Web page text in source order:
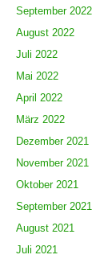
September 2022
August 2022
Juli 2022
Mai 2022
April 2022
März 2022
Dezember 2021
November 2021
Oktober 2021
September 2021
August 2021
Juli 2021